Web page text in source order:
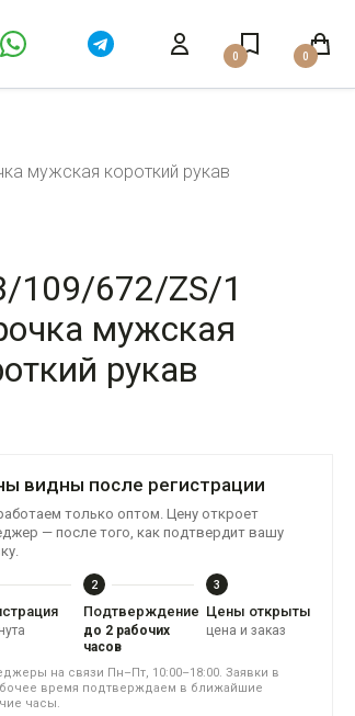
0 0
мужская короткий рукав
109/672/ZS/1
мужская
рукав
видны после регистрации
только оптом. Цену откроет
— после того, как подтвердит вашу
2
Подтверждение
до 2 рабочих
часов
3
Цены открыты
цена и заказ
на связи Пн–Пт, 10:00–18:00. Заявки в
время подтверждаем в ближайшие
часы.